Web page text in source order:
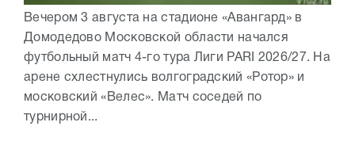
Вечером 3 августа на стадионе «Авангард» в
Домодедово Московской области начался
футбольный матч 4-го тура Лиги PARI 2026/27. На
арене схлестнулись волгоградский «Ротор» и
московский «Велес». Матч соседей по
турнирной...